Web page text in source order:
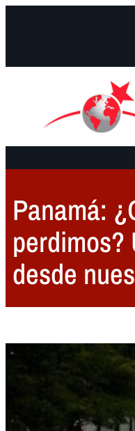
Panamá:
perdimos?
desde